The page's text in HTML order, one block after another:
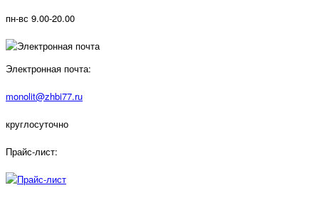
пн-вс 9.00-20.00
Электронная почта:
monolit@zhbi77.ru
круглосуточно
Прайс-лист: